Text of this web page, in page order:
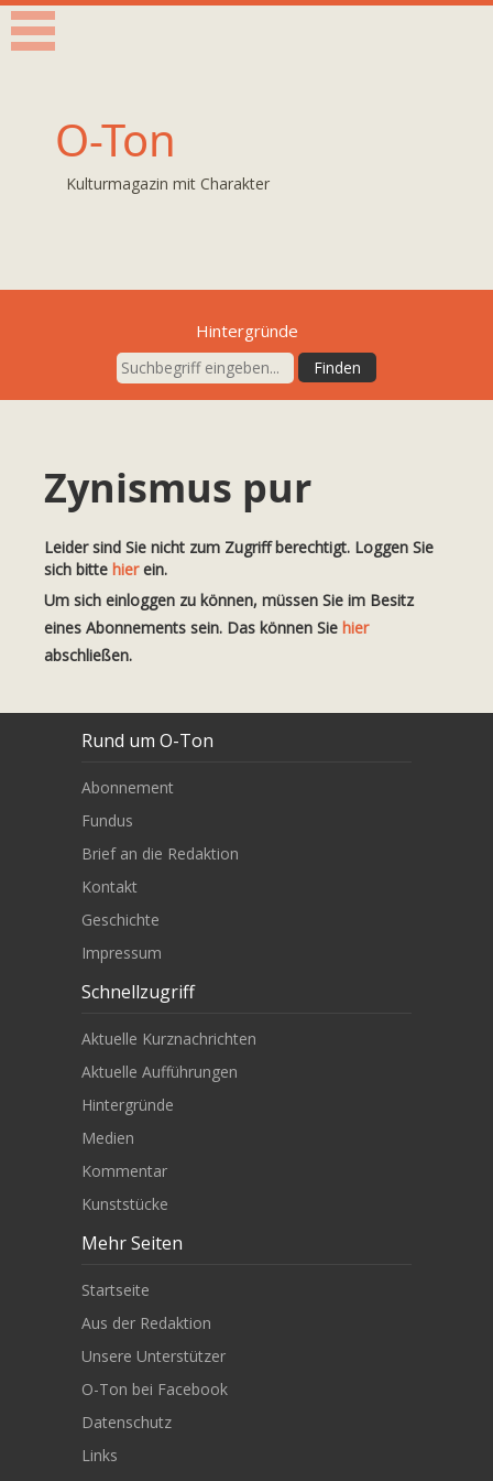
O-Ton
Kulturmagazin mit Charakter
Hintergründe
Zynismus pur
Leider sind Sie nicht zum Zugriff berechtigt. Loggen Sie
sich bitte hierein.
Um sich einloggen zu können, müssen Sie im Besitz
eines Abonnements sein. Das können Sie hier
abschließen.
Rund um O-Ton
Abonnement
Fundus
Brief an die Redaktion
Kontakt
Geschichte
Impressum
Schnellzugriff
Aktuelle Kurznachrichten
Aktuelle Aufführungen
Hintergründe
Medien
Kommentar
Kunststücke
Mehr Seiten
Startseite
Aus der Redaktion
Unsere Unterstützer
O-Ton bei Facebook
Datenschutz
Links